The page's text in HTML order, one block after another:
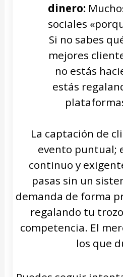
dinero:
sociales
Si no sabes
mejores
no estás
estás
La captación de
evento puntual;
continuo y
pasas sin un
demanda de forma
regalando tu
competencia. El
los que